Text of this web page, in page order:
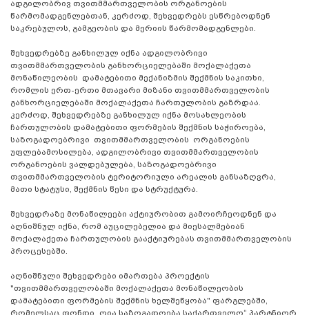
ადგილობრივ თვითმმართველობის ორგანოების
წარმომადგენლებთან, კერძოდ, შეხვედრებს ესწრებოდნენ
საკრებულოს, გამგეობის და მერიის წარმომადგენლები.
შეხვედრებზე განხილულ იქნა ადგილობრივი
თვითმმართველობის განხორციელებაში მოქალაქეთა
მონაწილეობის დამატებითი მექანიზმის შექმნის საკითხი,
რომლის ერთ-ერთი მთავარი მიზანი თვითმმართველობის
განხორციელებაში მოქალაქეთა ჩართულობის გაზრდაა.
კერძოდ, შეხვედრებზე განხილულ იქნა მოსახლეობის
ჩართულობის დამატებითი ფორმების შექმნის საჭიროება,
საზოგადოებრივი თვითმმართველობის ორგანოების
უფლებამოსილება, ადგილობრივი თვითმმართველობის
ორგანოების ვალდებულება, საზოგადოებრივი
თვითმმართველობის ტერიტორიული არეალის განსაზღვრა,
მათი სტატუსი, შექმნის წესი და სტრუქტურა.
შეხვედრაზე მონაწილეები აქტიურობით გამოირჩეოდნენ და
აღნიშნულ იქნა, რომ აუცილებელია და მიესალმებიან
მოქალაქეთა ჩართულობის გააქტიურებას თვითმმართველობის
პროცესებში.
აღნიშნული შეხვედრები იმართება პროექტის
"თვითმმართველობაში მოქალაქეთა მონაწილეობის
დამატებითი ფორმების შექმნის ხელშეწყობა" ფარგლებში,
რომელსაც ფონდი „ღია საზოგადოება საქართველო“ პარტნიორ